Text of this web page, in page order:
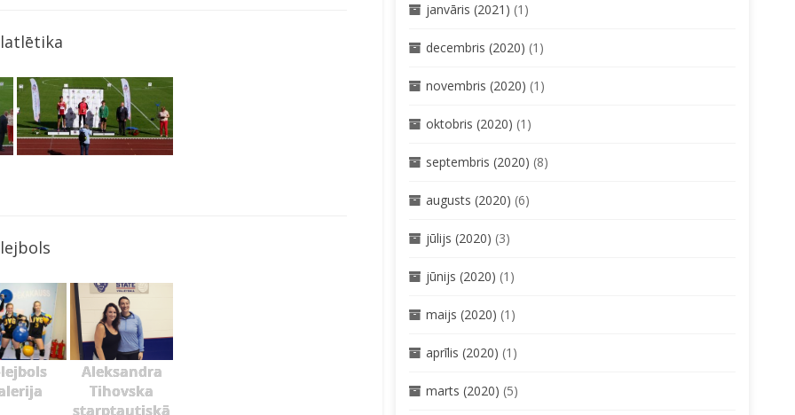
Aleksandra
Tihovska
starptautiskā
janvāris (2021) (1)
decembris (2020) (1)
novembris (2020) (1)
oktobris (2020) (1)
septembris (2020) (8)
augusts (2020) (6)
jūlijs (2020) (3)
jūnijs (2020) (1)
maijs (2020) (1)
aprīlis (2020) (1)
marts (2020) (5)